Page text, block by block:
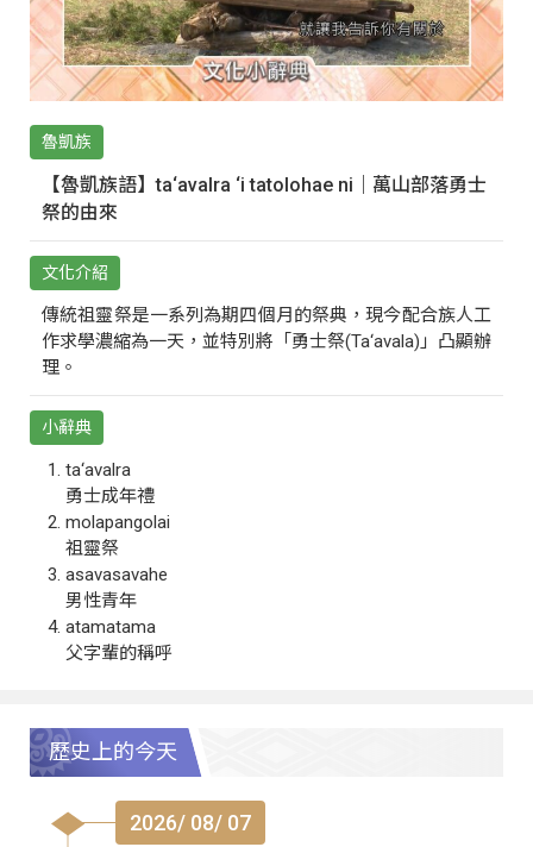
魯凱族
【魯凱族語】ta‘avalra ‘i tatolohae ni｜萬山部落勇士
祭的由來
文化介紹
傳統祖靈祭是一系列為期四個月的祭典，現今配合族人工
作求學濃縮為一天，並特別將「勇士祭(Ta‘avala)」凸顯辦
理。
小辭典
ta‘avalra
勇士成年禮
molapangolai
祖靈祭
asavasavahe
男性青年
atamatama
父字輩的稱呼
歷史上的今天
2026/ 08/ 07